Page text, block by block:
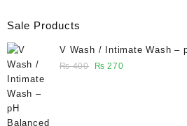
Sale Products
V Wash / Intimate Wash –
Hygiene Wash 50 ml -
₨400
Original
₨ 270Current